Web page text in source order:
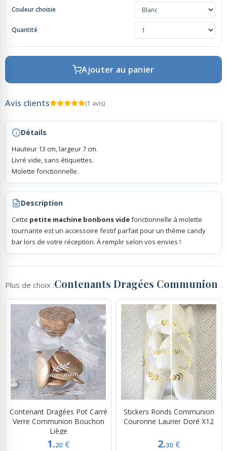
Rubans Tulle Organdi
Scrapbooking, Loisirs Créatifs
Couleur choisie
Quantité
Ajouter au panier
Avis clients (1 avis)
Détails
Hauteur 13 cm, largeur 7 cm.
Livré vide, sans étiquettes.
Molette fonctionnelle.
Description
Cette petite machine bonbons videfonctionnelle à molette
tournante est un accessoire festif parfait pour un thème candy
bar lors de votre réception. À remplir selon vos envies !
Plus de choix :Contenants Dragées Communion
Contenant Dragées Pot Carré
Verre Communion Bouchon
Liège
1.20 €
Stickers Ronds Communion
Couronne Laurier Doré X12
2.30 €